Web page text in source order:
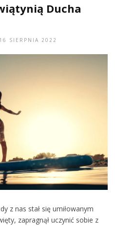
Ducha
SIERPNIA 2022
z nas stał się umiłowanym
zapragnął uczynić sobie z